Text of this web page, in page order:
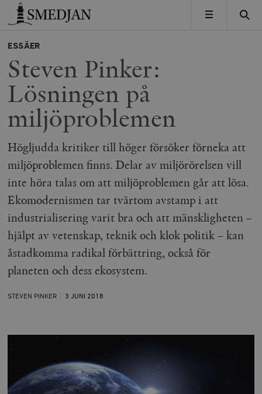
Timbro
MENY
ESSÄER
Steven Pinker:
Lösningen på
miljöproblemen
Högljudda kritiker till höger försöker förneka att
miljöproblemen finns. Delar av miljörörelsen vill
inte höra talas om att miljöproblemen går att lösa.
Ekomodernismen tar tvärtom avstamp i att
industrialisering varit bra och att mänskligheten –
hjälpt av vetenskap, teknik och klok politik – kan
åstadkomma radikal förbättring, också för
planeten och dess ekosystem.
STEVEN PINKER 3 JUNI 2018